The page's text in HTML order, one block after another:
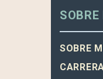
SOBRE MI